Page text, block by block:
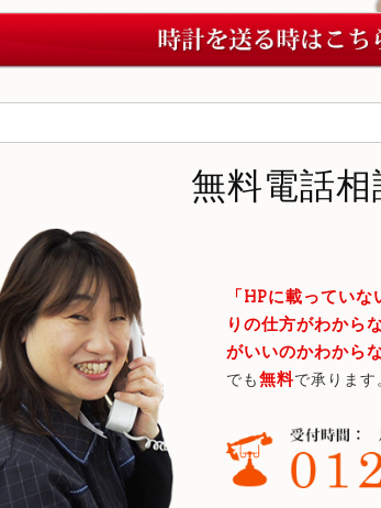
無料電話相
「HPに載ってい
りの仕方がわから
がいいのかわから
でも無料で承ります